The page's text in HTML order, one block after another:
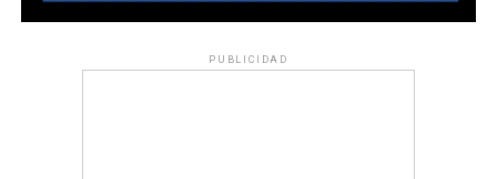
PUBLICIDAD